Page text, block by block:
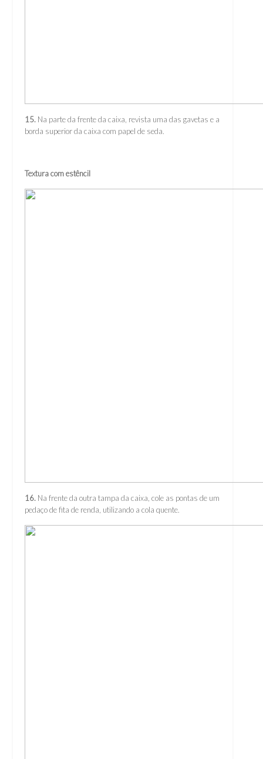
15. Na parte da frente da caixa, revista uma das gavetas e a
borda superior da caixa com papel de seda.
Textura com estêncil
16. Na frente da outra tampa da caixa, cole as pontas de um
pedaço de fita de renda, utilizando a cola quente.